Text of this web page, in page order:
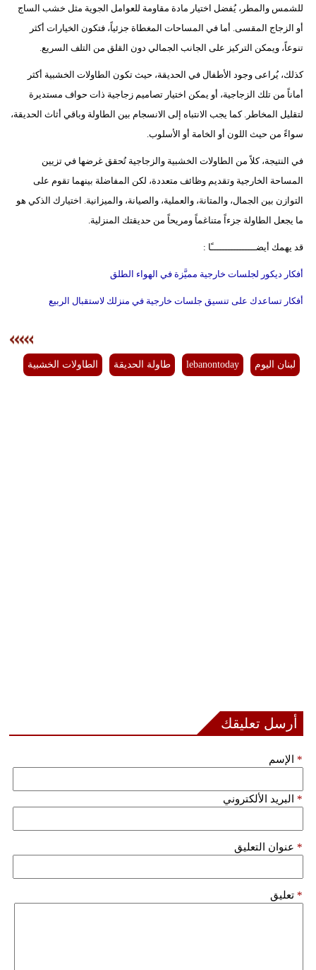
للشمس والمطر، يُفضل اختيار مادة مقاومة للعوامل الجوية مثل خشب الساج
أو الزجاج المقسى. أما في المساحات المغطاة جزئياً، فتكون الخيارات أكثر
تنوعاً، ويمكن التركيز على الجانب الجمالي دون القلق من التلف السريع.
كذلك، يُراعى وجود الأطفال في الحديقة، حيث تكون الطاولات الخشبية أكثر
أماناً من تلك الزجاجية، أو يمكن اختيار تصاميم زجاجية ذات حواف مستديرة
لتقليل المخاطر. كما يجب الانتباه إلى الانسجام بين الطاولة وباقي أثاث الحديقة،
سواءً من حيث اللون أو الخامة أو الأسلوب.
في النتيجة، كلاً من الطاولات الخشبية والزجاجية تُحقق غرضها في تزيين
المساحة الخارجية وتقديم وظائف متعددة، لكن المفاضلة بينهما تقوم على
التوازن بين الجمال، والمتانة، والعملية، والصيانة، والميزانية. اختيارك الذكي هو
ما يجعل الطاولة جزءاً متناغماً ومريحاً من حديقتك المنزلية.
قد يهمك أيضــــــــــــــــًا :
أفكار ديكور لجلسات خارجية مميَّزة في الهواء الطلق
أفكار تساعدك على تنسيق جلسات خارجية في منزلك لاستقبال الربيع
لبنان اليوم lebanontoday طاولة الحديقة الطاولات الخشبية
أرسل تعليقك
الإسم *
البريد الألكتروني *
عنوان التعليق *
تعليق *